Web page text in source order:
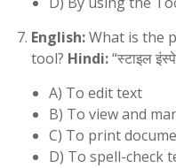
English:What is the
tool? Hindi:“स्टाइल
A) To edit text
B) To view and
C) To print
D) To spell-check